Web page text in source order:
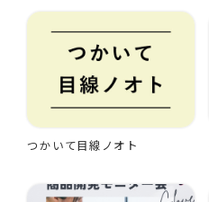
つかいて目線ノオト